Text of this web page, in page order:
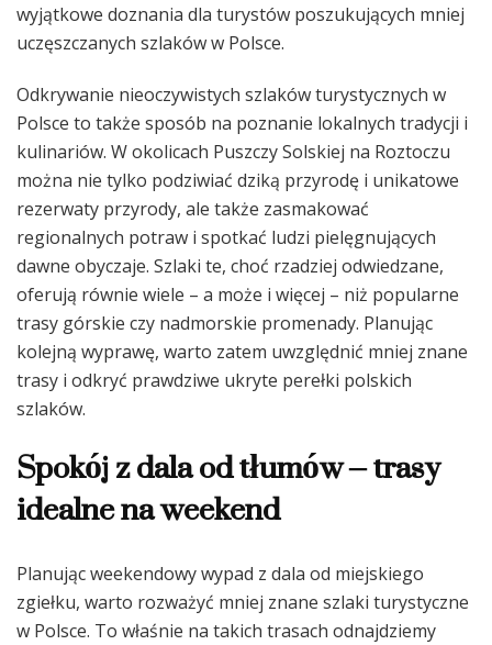
wyjątkowe doznania dla turystów poszukujących mniej
uczęszczanych szlaków w Polsce.
Odkrywanie nieoczywistych szlaków turystycznych w
Polsce to także sposób na poznanie lokalnych tradycji i
kulinariów. W okolicach Puszczy Solskiej na Roztoczu
można nie tylko podziwiać dziką przyrodę i unikatowe
rezerwaty przyrody, ale także zasmakować
regionalnych potraw i spotkać ludzi pielęgnujących
dawne obyczaje. Szlaki te, choć rzadziej odwiedzane,
oferują równie wiele – a może i więcej – niż popularne
trasy górskie czy nadmorskie promenady. Planując
kolejną wyprawę, warto zatem uwzględnić mniej znane
trasy i odkryć prawdziwe ukryte perełki polskich
szlaków.
Spokój z dala od tłumów – trasy
idealne na weekend
Planując weekendowy wypad z dala od miejskiego
zgiełku, warto rozważyć mniej znane szlaki turystyczne
w Polsce. To właśnie na takich trasach odnajdziemy